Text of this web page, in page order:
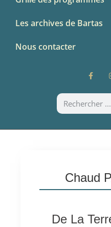
Les archives de Bartas
Nous contacter
Chaud
De La